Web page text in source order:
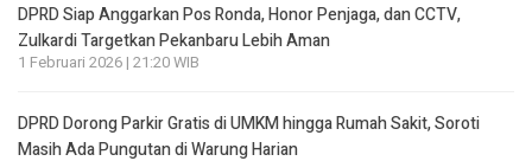
DPRD Siap Anggarkan Pos Ronda, Honor Penjaga, dan CCTV,
Zulkardi Targetkan Pekanbaru Lebih Aman
1 Februari 2026 | 21:20 WIB
DPRD Dorong Parkir Gratis di UMKM hingga Rumah Sakit, Soroti
Masih Ada Pungutan di Warung Harian